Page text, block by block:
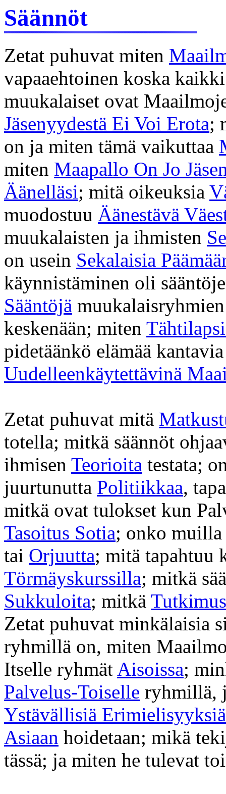
Säännöt
Zetat puhuvat miten
vapaaehtoinen koska
muukalaiset ovat
Jäsenyydestä Ei Voi Erota;
on ja miten tämä vaikuttaa
miten Maapallo On Jo
Äänelläsi; mitä oikeuksia
muodostuu Äänestävä
muukalaisten ja ihmisten
on usein Sekalaisia
käynnistäminen oli
Sääntöjä
keskenään; miten
pidetäänkö elämää
Uudelleenkäytettävinä
Zetat puhuvat mitä
totella; mitkä säännöt
ihmisen Teorioita testata;
juurtunutta Politiikkaa,
mitkä ovat tulokset kun
Tasoitus Sotia; onko
tai Orjuutta; mitä tapahtuu
Törmäyskurssilla; mitkä
Sukkuloita; mitkä
Zetat puhuvat minkälaisia
ryhmillä on, miten
Itselle ryhmät Aisoissa;
Palvelus-Toiselle ryhmillä,
Ystävällisiä Erimielisyyksiä
Asiaan hoidetaan; mikä
tässä; ja miten he tulevat